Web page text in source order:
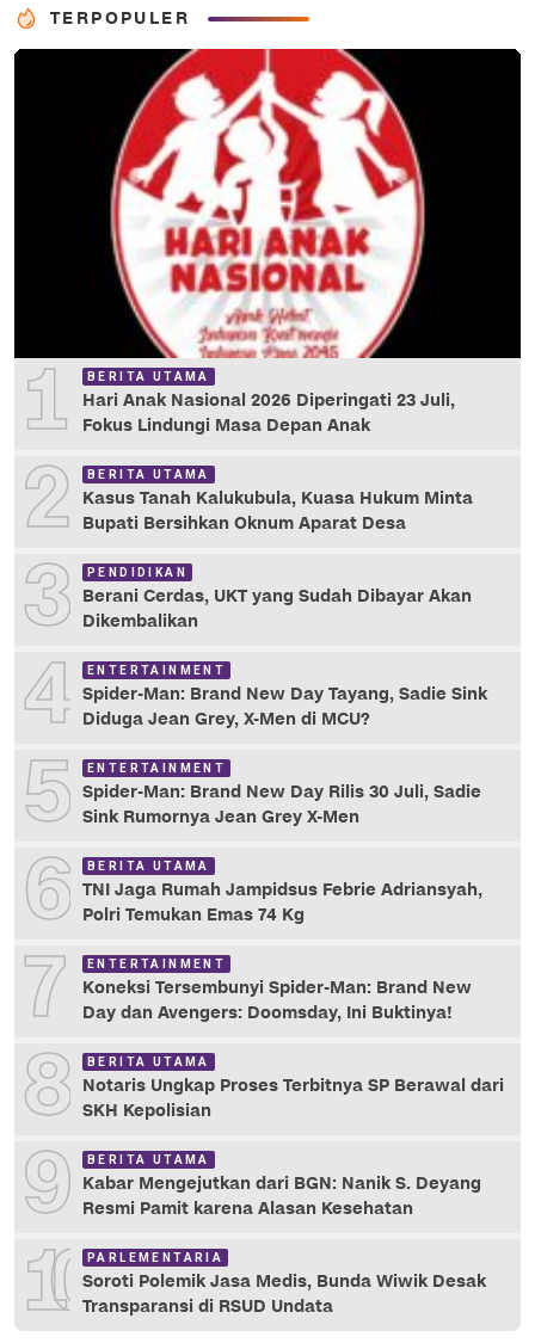
TERPOPULER
1 BERITA UTAMA
Hari Anak Nasional 2026 Diperingati 23 Juli,
Fokus Lindungi Masa Depan Anak
2 BERITA UTAMA
Kasus Tanah Kalukubula, Kuasa Hukum Minta
Bupati Bersihkan Oknum Aparat Desa
3 PENDIDIKAN
Berani Cerdas, UKT yang Sudah Dibayar Akan
Dikembalikan
4 ENTERTAINMENT
Spider-Man: Brand New Day Tayang, Sadie Sink
Diduga Jean Grey, X-Men di MCU?
5 ENTERTAINMENT
Spider-Man: Brand New Day Rilis 30 Juli, Sadie
Sink Rumornya Jean Grey X-Men
6 BERITA UTAMA
TNI Jaga Rumah Jampidsus Febrie Adriansyah,
Polri Temukan Emas 74 Kg
7 ENTERTAINMENT
Koneksi Tersembunyi Spider-Man: Brand New
Day dan Avengers: Doomsday, Ini Buktinya!
8 BERITA UTAMA
Notaris Ungkap Proses Terbitnya SP Berawal dari
SKH Kepolisian
9 BERITA UTAMA
Kabar Mengejutkan dari BGN: Nanik S. Deyang
Resmi Pamit karena Alasan Kesehatan
10 PARLEMENTARIA
Soroti Polemik Jasa Medis, Bunda Wiwik Desak
Transparansi di RSUD Undata